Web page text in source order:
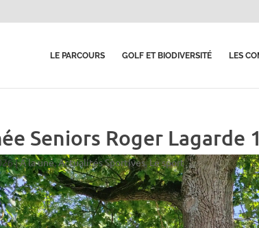
LE PARCOURS GOLF ET BIODIVERSITÉ LES
Seniors Roger Lagarde
|A la une,Actualités Sportives,Le sport